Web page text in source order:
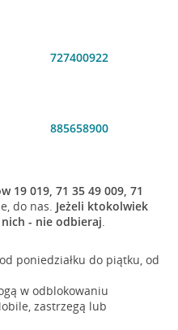
727400922
885658900
19 019, 71 35 49 009, 71
do nas. Jeżeli ktokolwiek
- nie odbieraj.
poniedziałku do piątku, od
w odblokowaniu
zastrzegą lub